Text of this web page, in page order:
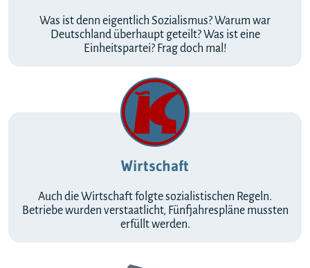
Was ist denn eigentlich Sozialismus? Warum war
Deutschland überhaupt geteilt? Was ist eine
Einheitspartei? Frag doch mal!
Wirtschaft
Auch die Wirtschaft folgte sozialistischen Regeln.
Betriebe wurden verstaatlicht, Fünfjahrespläne mussten
erfüllt werden.